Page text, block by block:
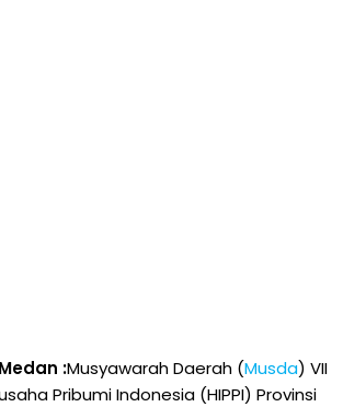
:Musyawarah Daerah (Musda) VII
Pribumi Indonesia (HIPPI) Provinsi